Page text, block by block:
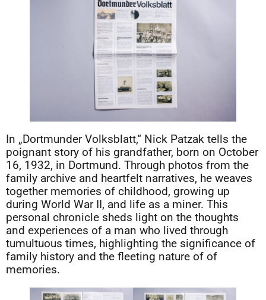
In „Dortmunder Volksblatt,“ Nick Patzak tells the
poignant story of his grandfather, born on October
16, 1932, in Dortmund. Through photos from the
family archive and heartfelt narratives, he weaves
together memories of childhood, growing up
during World War II, and life as a miner. This
personal chronicle sheds light on the thoughts
and experiences of a man who lived through
tumultuous times, highlighting the significance of
family history and the fleeting nature of of
memories.